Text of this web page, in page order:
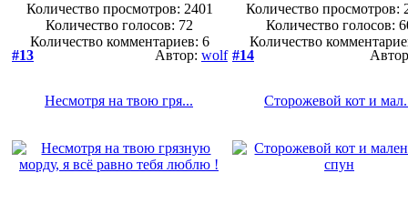
Количество просмотров: 2401
Количество голосов: 72
Количество комментариев: 6
Количество просмотров:
Количество голосов:
Количество
#13
Автор: wolf
Несмотря на твою гря...
#14
Сторожевой кот и